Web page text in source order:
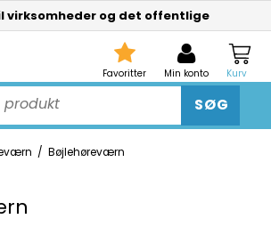
virksomheder og det offentlige
Favoritter Min konto Kurv
SØG
/ Bøjlehøreværn